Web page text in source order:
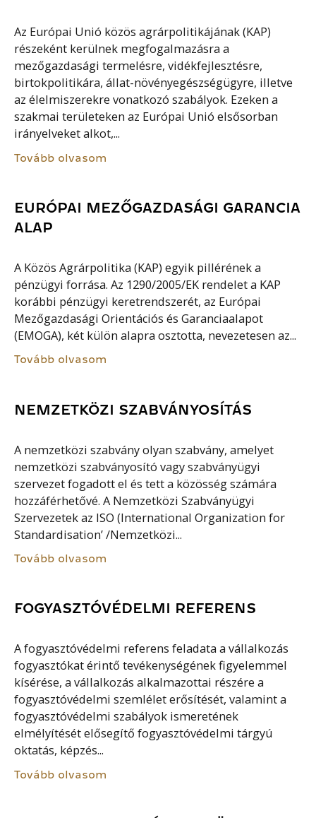
Az Európai Unió közös agrárpolitikájának (KAP)
részeként kerülnek megfogalmazásra a
mezőgazdasági termelésre, vidékfejlesztésre,
birtokpolitikára, állat-növényegészségügyre, illetve
az élelmiszerekre vonatkozó szabályok. Ezeken a
szakmai területeken az Európai Unió elsősorban
irányelveket alkot,...
Tovább olvasom
EURÓPAI MEZŐGAZDASÁGI GARANCIA
ALAP
A Közös Agrárpolitika (KAP) egyik pillérének a
pénzügyi forrása. Az 1290/2005/EK rendelet a KAP
korábbi pénzügyi keretrendszerét, az Európai
Mezőgazdasági Orientációs és Garanciaalapot
(EMOGA), két külön alapra osztotta, nevezetesen az...
Tovább olvasom
NEMZETKÖZI SZABVÁNYOSÍTÁS
A nemzetközi szabvány olyan szabvány, amelyet
nemzetközi szabványosító vagy szabványügyi
szervezet fogadott el és tett a közösség számára
hozzáférhetővé. A Nemzetközi Szabványügyi
Szervezetek az ISO (International Organization for
Standardisation’ /Nemzetközi...
Tovább olvasom
FOGYASZTÓVÉDELMI REFERENS
A fogyasztóvédelmi referens feladata a vállalkozás
fogyasztókat érintő tevékenységének figyelemmel
kísérése, a vállalkozás alkalmazottai részére a
fogyasztóvédelmi szemlélet erősítését, valamint a
fogyasztóvédelmi szabályok ismeretének
elmélyítését elősegítő fogyasztóvédelmi tárgyú
oktatás, képzés...
Tovább olvasom